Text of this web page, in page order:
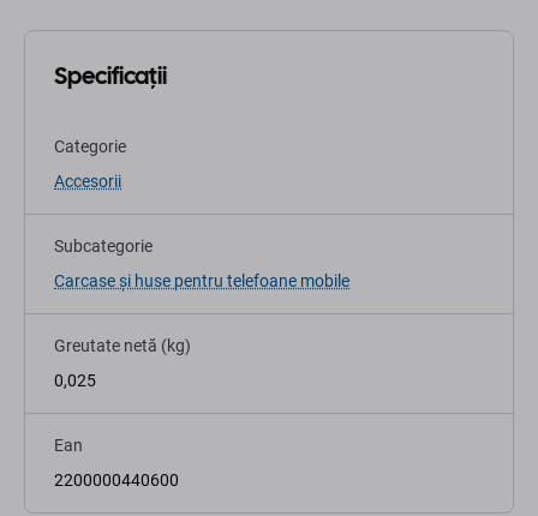
Specificații
Categorie
Accesorii
Subcategorie
Carcase și huse pentru telefoane mobile
Greutate netă (kg)
0,025
Ean
2200000440600